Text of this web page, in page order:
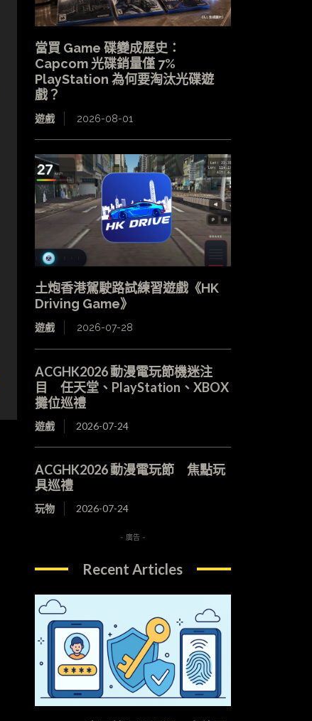
當買 Game 碟變成歷史：
Capcom 光碟銷量僅 7%
PlayStation 為何要淘汰光碟遊
戲？
遊戲 2026-08-01
土炮香港駕駛路試練習遊戲《HK
Driving Game》
遊戲 2026-07-28
ACGHK2026 動漫電玩節機迷注
目 任天堂、PlayStation、XBOX
攤位巡禮
遊戲 2026-07-24
ACGHK2026 動漫電玩節 焦點玩
具巡禮
玩物 2026-07-24
- 廣告 -
Recent Articles